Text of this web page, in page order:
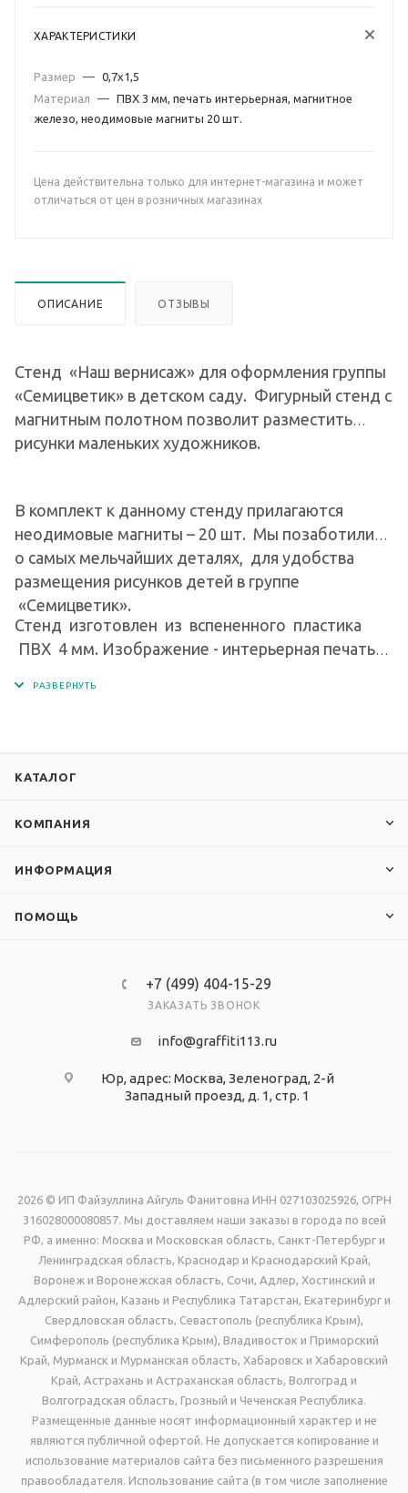
ХАРАКТЕРИСТИКИ
Размер — 0,7х1,5
Материал
— ПВХ 3 мм, печать интерьерная, магнитное
железо, неодимовые магниты 20 шт.
Цена действительна только для интернет-магазина и может
отличаться от цен в розничных магазинах
ОПИСАНИЕ ОТЗЫВЫ
Стенд «Наш вернисаж» для оформления группы
«Семицветик» в детском саду. Фигурный стенд с
магнитным полотном позволит разместить
рисунки маленьких художников.
В комплект к данному стенду прилагаются
неодимовые магниты – 20 шт. Мы позаботились
о самых мельчайших деталях, для удобства
размещения рисунков детей в группе
«Семицветик».
Стенд изготовлен из вспененного пластика
ПВХ 4 мм. Изображение - интерьерная печать
КАТАЛОГ
КОМПАНИЯ
ИНФОРМАЦИЯ
ПОМОЩЬ
+7 (499) 404-15-29
ЗАКАЗАТЬ ЗВОНОК
info@graffiti113.ru
Юр, адрес: Москва, Зеленоград, 2-й
Западный проезд, д. 1, стр. 1
2026 © ИП Файзуллина Айгуль Фанитовна ИНН 027103025926, ОГРН
316028000080857. Мы доставляем наши заказы в города по всей
РФ, а именно: Москва и Московская область, Санкт-Петербург и
Ленинградская область, Краснодар и Краснодарский Край,
Воронеж и Воронежская область, Сочи, Адлер, Хостинский и
Адлерский район, Казань и Республика Татарстан, Екатеринбург и
Свердловская область, Севастополь (республика Крым),
Симферополь (республика Крым), Владивосток и Приморский
Край, Мурманск и Мурманская область, Хабаровск и Хабаровский
Край, Астрахань и Астраханская область, Волгоград и
Волгоградская область, Грозный и Чеченская Республика.
Размещенные данные носят информационный характер и не
являются публичной офертой. Не допускается копирование и
использование материалов сайта без письменного разрешения
правообладателя. Использование сайта (в том числе заполнение